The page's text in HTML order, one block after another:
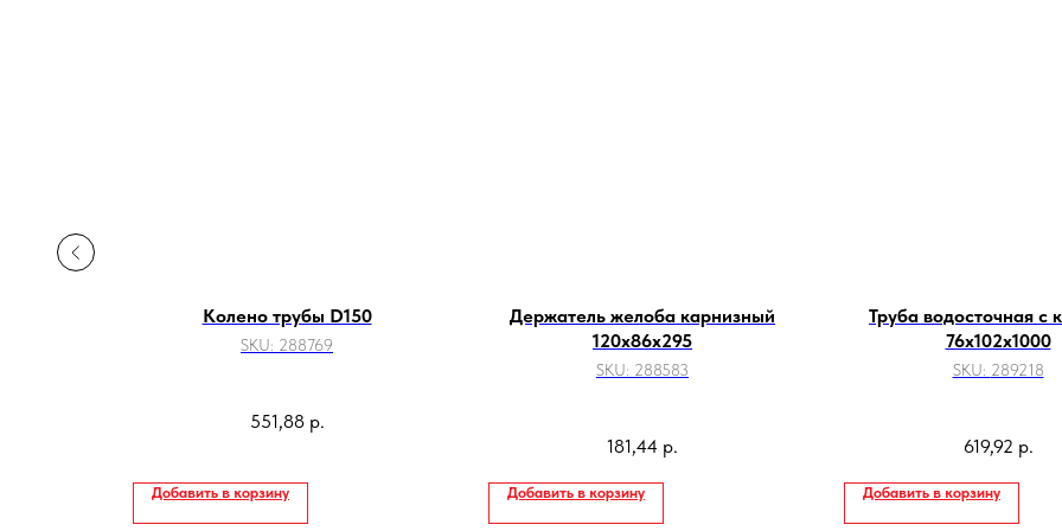
Колено трубы D150
SKU: 288769
551,88 р.
Добавить в корзину
Держатель желоба карнизный
120х86х295
SKU: 288583
181,44 р.
Добавить в корзину
Труба водосточная с
76х102х1000
SKU: 289218
619,92 р.
Добавить в корзину